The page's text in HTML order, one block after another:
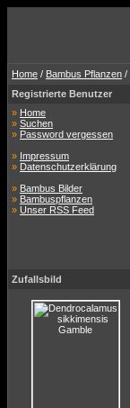
Home / Bambus Pflanzen /
Registrierte Benutzer
» Home
» Suchen
» Password vergessen
» Impressum
» Datenschutzerklärung
» Bambus Bilder
» Bambuspflanzen
» Unser RSS Feed
Zufallsbild